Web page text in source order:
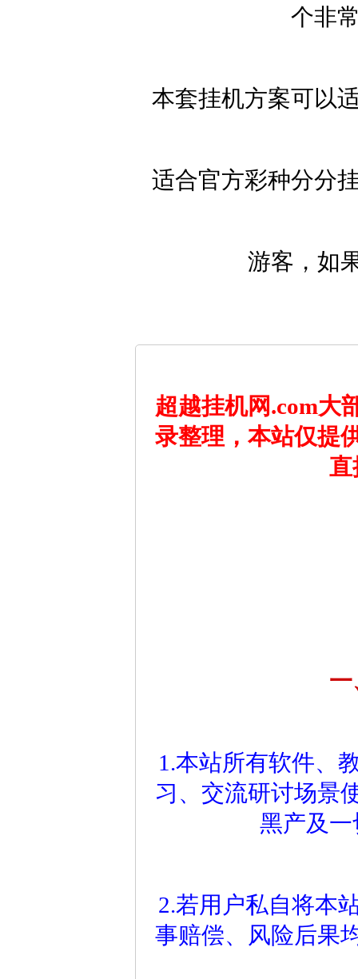
个非
本套挂机方案可以
适合官方彩种分分
游客，如
超越挂机网.com大
录整理，本站仅提
直
一
1.本站所有软件、
习、交流研讨场景
黑产及
2.若用户私自将本
事赔偿、风险后果